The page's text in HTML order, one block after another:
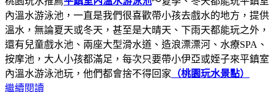
內溫水游泳池，一直是我們很喜歡帶小孩去戲水的地方，提供
溫水，無論夏天或冬天，甚至是大晴天、下雨天都能玩之外，
還有兒童戲水池、兩座大型滑水道、造浪漂漂河、水療SPA、
按摩池，大人小孩都滿足，每次只要帶小伊亞或姪子來平鎮室
內溫水游泳池玩，他們都會捨不得回家 （桃園玩水景點）
繼續閱讀